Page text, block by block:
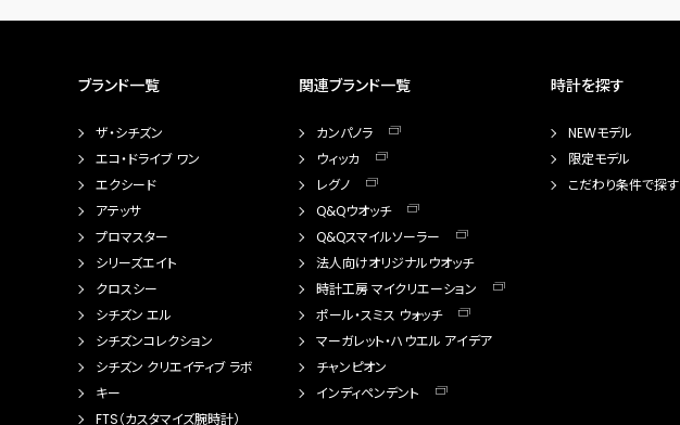
ブランド一覧
ザ・シチズン
エコ・ドライブ ワン
エクシード
アテッサ
プロマスター
シリーズエイト
クロスシー
シチズン エル
シチズンコレクション
シチズン クリエイティブ ラボ
キー
FTS（カスタマイズ腕時計）
関連ブランド一覧
カンパノラ
ウィッカ
レグノ
Q&Qウオッチ
Q&Qスマイルソーラー
法人向けオリジナルウオッチ
時計工房 マイクリエーション
ポール・スミス ウォッチ
マーガレット・ハウエル アイデア
チャンピオン
インディペンデント
時計を探す
NEWモデル
限定モデル
こだわり条件で探す